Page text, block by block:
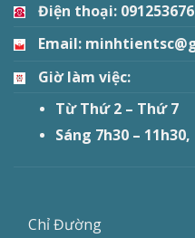
Điện thoại:
Email:
Giờ làm việc:
Từ Thứ 2 – Thứ 7
Sáng 7h30 –
Chỉ Đường